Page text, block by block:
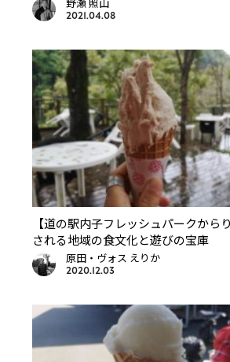
2021.04.08
【道の駅内子フレッシュパークから
される地域の食文化と遊びの宝庫
原田・ヴォス えりか
2020.12.03